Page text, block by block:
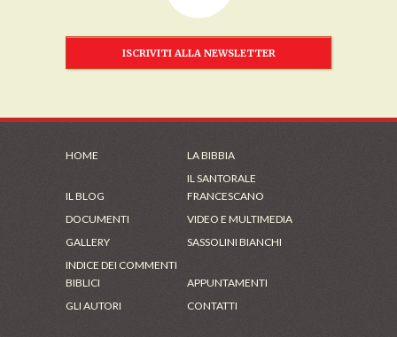
ISCRIVITI ALLA NEWSLETTER
HOME LA BIBBIA
IL BLOG
IL SANTORALE
FRANCESCANO
DOCUMENTI
VIDEO E MULTIMEDIA
GALLERY
SASSOLINI BIANCHI
INDICE DEI COMMENTI
BIBLICI
APPUNTAMENTI
GLI AUTORI
CONTATTI